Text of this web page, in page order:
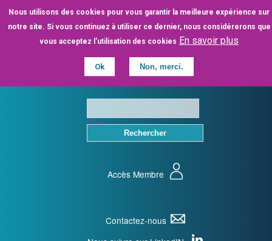
Nous utilisons des cookies pour vous garantir la meilleure expérience sur
notre site. Si vous continuez à utiliser ce dernier, nous considérerons que
vous acceptez l'utilisation des cookies En savoir plus
Ok Non, merci.
Aller
au
contenu
Accès Membre
Contactez-nous